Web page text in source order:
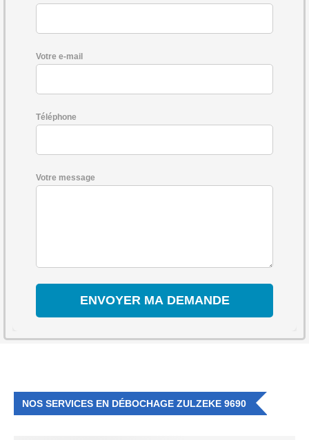
Votre e-mail
Téléphone
Votre message
NOS SERVICES EN DÉBOCHAGE ZULZEKE 9690